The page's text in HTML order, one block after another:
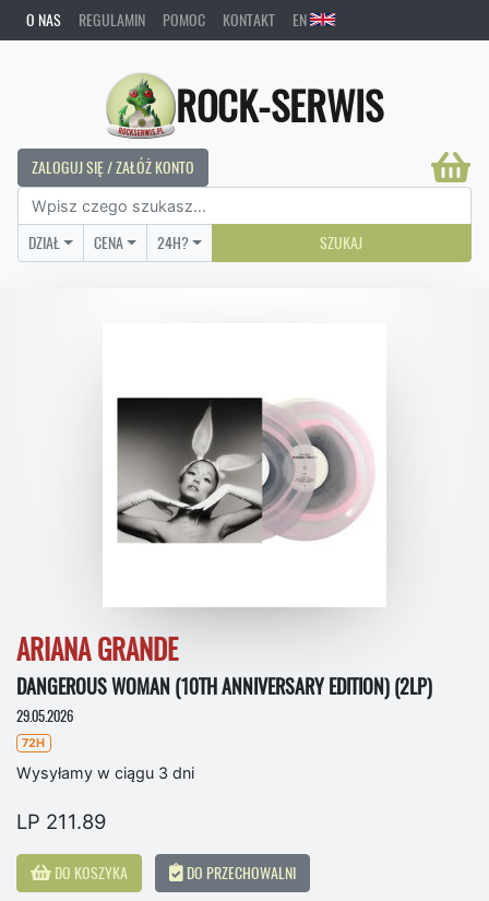
O NAS REGULAMIN POMOC KONTAKT EN
ROCK-SERWIS
ZALOGUJ SIĘ / ZAŁÓŻ KONTO
DZIAŁ CENA 24H? SZUKAJ
ARIANA GRANDE
DANGEROUS WOMAN (10TH ANNIVERSARY EDITION) (2LP)
29.05.2026
72H
Wysyłamy w ciągu 3 dni
LP 211.89
DO KOSZYKA DO PRZECHOWALNI